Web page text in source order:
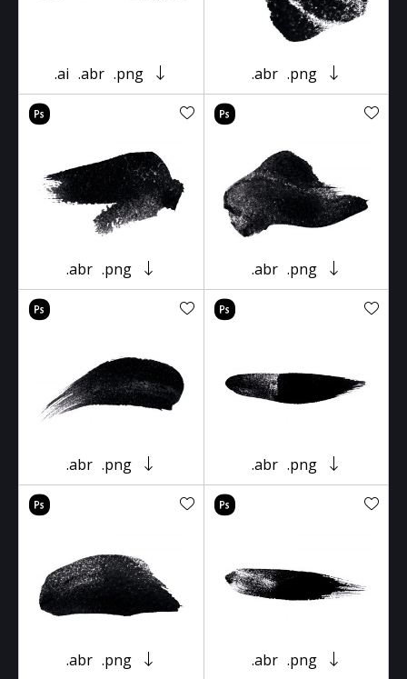
.ai .abr .png .abr .png
.abr .png .abr .png
.abr .png .abr .png
.abr .png .abr .png